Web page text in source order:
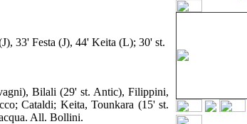
33' Festa (J), 44' Keita (L); 30' st.
Bilali (29' st. Antic), Filippini,
Cataldi; Keita, Tounkara (15' st.
All. Bollini.